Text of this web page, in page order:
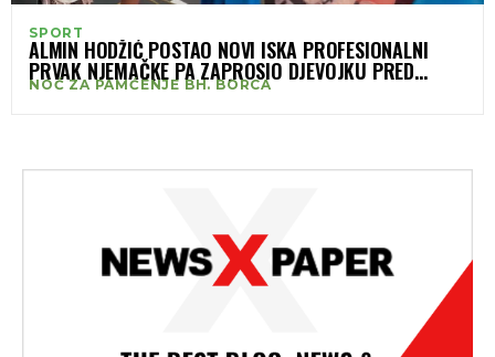
SPORT
ALMIN HODŽIĆ POSTAO NOVI ISKA PROFESIONALNI
PRVAK NJEMAČKE PA ZAPROSIO DJEVOJKU PRED
PUBLIKOM: NOĆ ZA PAMĆENJE BH. BORCA (VIDEO)
NOĆ ZA PAMĆENJE BH. BORCA